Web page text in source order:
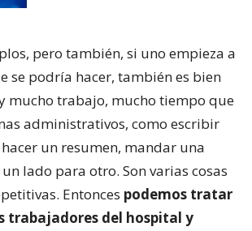
pero también, si uno empieza a
se podría hacer, también es bien
mucho trabajo, mucho tiempo que
administrativos, como escribir
un resumen, mandar una
lado para otro. Son varias cosas
Entonces podemos tratar
trabajadores del hospital y